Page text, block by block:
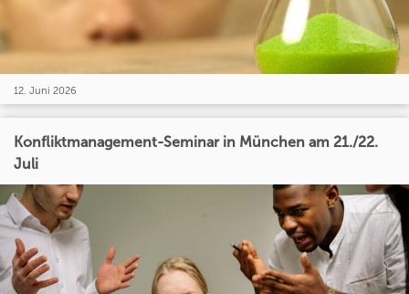
12. Juni 2026
Konfliktmanagement-Seminar in München am 21./22.
Juli